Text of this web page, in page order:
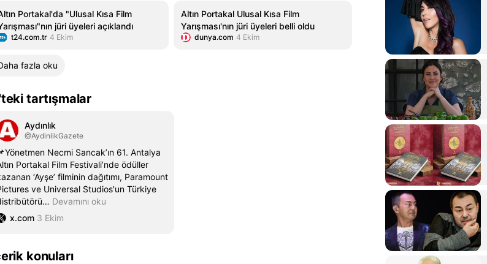
Portakal'da "Ulusal Kısa Film
jüri üyeleri açıklandı
t24.com.tr 4 Ekim
Altın Portakal Ulusal Kısa Film
Yarışması'nın jüri üyeleri belli oldu
dunya.com 4 Ekim
fazla oku
tartışmalar
Aydınlık
@AydinlikGazete
Necmi Sancak’ın 61. Antalya
Portakal Film Festivali’nde ödüller
‘Ayşe’ filminin dağıtımı, Paramount
ve Universal Studios'un Türkiye
… Devamını oku
x.com 3 Ekim
konuları